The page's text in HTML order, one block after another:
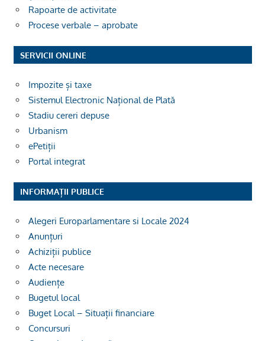
Rapoarte de activitate
Procese verbale – aprobate
SERVICII ONLINE
Impozite și taxe
Sistemul Electronic Național de Plată
Stadiu cereri depuse
Urbanism
ePetiții
Portal integrat
INFORMAȚII PUBLICE
Alegeri Europarlamentare si Locale 2024
Anunțuri
Achiziții publice
Acte necesare
Audiențe
Bugetul local
Buget Local – Situații financiare
Concursuri